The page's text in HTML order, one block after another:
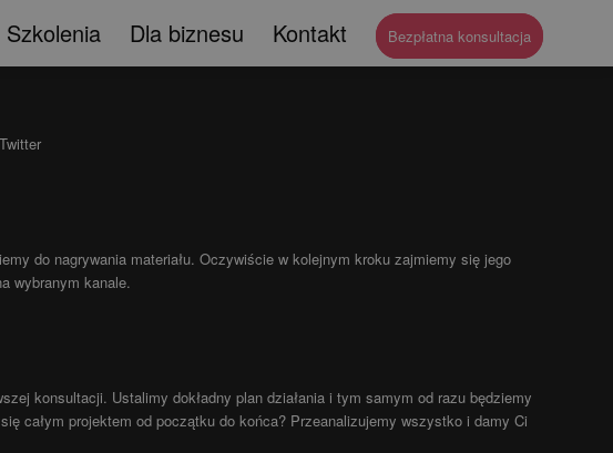
Szkolenia Dla biznesu Kontakt Bezpłatna konsultacja
do nagrywania materiału. Oczywiście w kolejnym kroku zajmiemy się jego
wybranym kanale.
konsultacji. Ustalimy dokładny plan działania i tym samym od razu będziemy
całym projektem od początku do końca? Przeanalizujemy wszystko i damy Ci